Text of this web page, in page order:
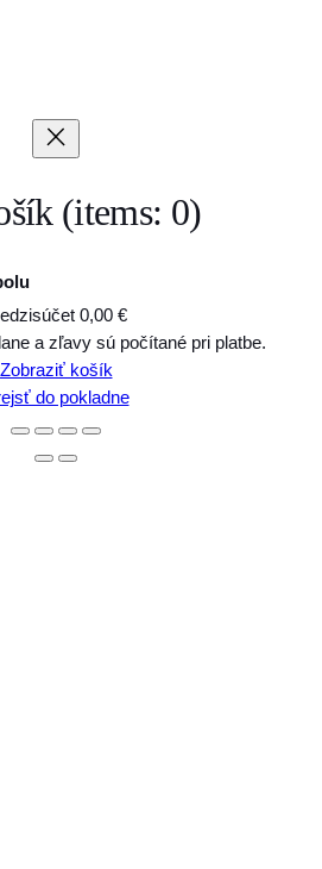
(items: 0)
0,00 €
a zľavy sú počítané pri platbe.
Zobraziť košík
do pokladne